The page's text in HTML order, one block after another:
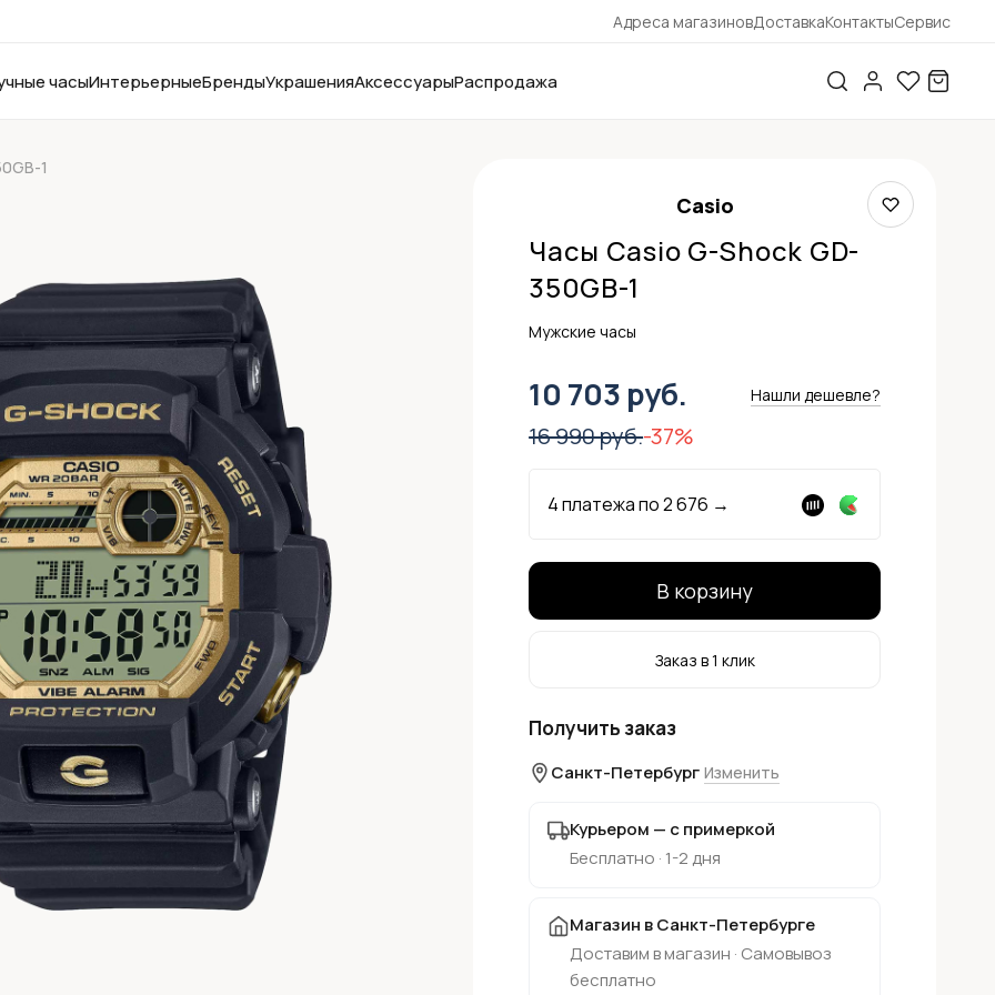
Адреса магазиновДоставкаКонтактыСервис
часыИнтерьерныеБрендыУкрашенияАксессуарыРаспродажа
1
Casio
Часы Casio G-Shock GD-
350GB-1
Мужские часы
10 703 руб. Нашли дешевле?
16 990 руб.-37%
4 платежа по2 676 →
В корзину
Заказ в 1 клик
Получить заказ
Санкт-Петербург Изменить
Курьером — с примеркой
Бесплатно · 1-2 дня
Магазин в Санкт-Петербурге
Доставим в магазин · Самовывоз
бесплатно